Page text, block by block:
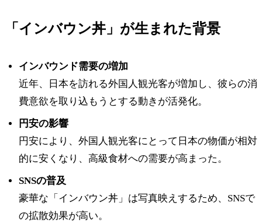
「インバウン丼」が生まれた背景
インバウンド需要の増加
近年、日本を訪れる外国人観光客が増加し、彼らの消
費意欲を取り込もうとする動きが活発化。
円安の影響
円安により、外国人観光客にとって日本の物価が相対
的に安くなり、高級食材への需要が高まった。
SNSの普及
豪華な「インバウン丼」は写真映えするため、SNSで
の拡散効果が高い。